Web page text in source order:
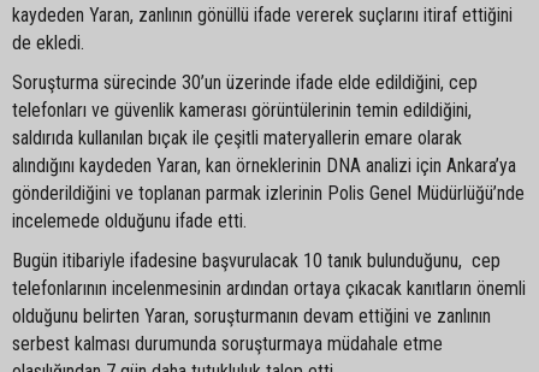
kaydeden Yaran, zanlının gönüllü ifade vererek suçlarını itiraf ettiğini
de ekledi.
Soruşturma sürecinde 30’un üzerinde ifade elde edildiğini, cep
telefonları ve güvenlik kamerası görüntülerinin temin edildiğini,
saldırıda kullanılan bıçak ile çeşitli materyallerin emare olarak
alındığını kaydeden Yaran, kan örneklerinin DNA analizi için Ankara’ya
gönderildiğini ve toplanan parmak izlerinin Polis Genel Müdürlüğü’nde
incelemede olduğunu ifade etti.
Bugün itibariyle ifadesine başvurulacak 10 tanık bulunduğunu, cep
telefonlarının incelenmesinin ardından ortaya çıkacak kanıtların önemli
olduğunu belirten Yaran, soruşturmanın devam ettiğini ve zanlının
serbest kalması durumunda soruşturmaya müdahale etme